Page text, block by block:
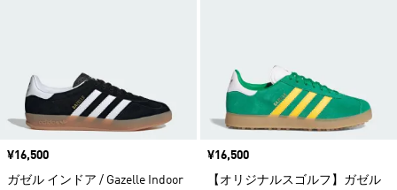
価格
¥16,500
ガゼル インドア / Gazelle Indoor
価格
¥16,500
【オリジナルスゴルフ】ガゼル